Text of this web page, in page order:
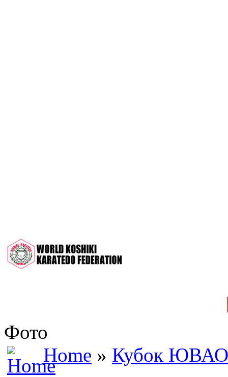
Фото
Home » Кубок ЮВАО